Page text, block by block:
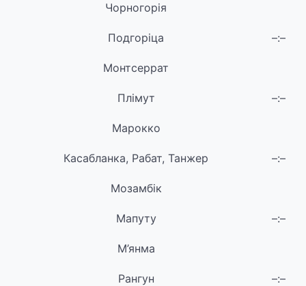
Чорногорія
Подгоріца –:–
Монтсеррат
Плімут –:–
Марокко
Касабланка, Рабат, Танжер –:–
Мозамбік
Мапуту –:–
М’янма
Рангун –:–